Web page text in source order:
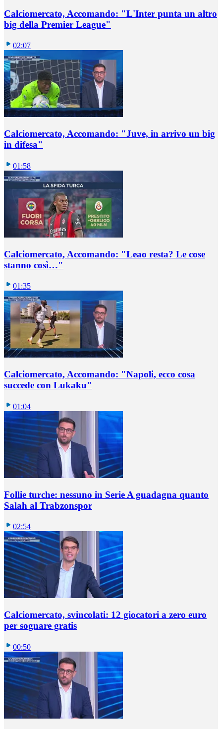
Calciomercato, Accomando: "L'Inter punta un altro
big della Premier League"
02:07
Calciomercato, Accomando: "Juve, in arrivo un big
in difesa"
01:58
Calciomercato, Accomando: "Leao resta? Le cose
stanno così…"
01:35
Calciomercato, Accomando: "Napoli, ecco cosa
succede con Lukaku"
01:04
Follie turche: nessuno in Serie A guadagna quanto
Salah al Trabzonspor
02:54
Calciomercato, svincolati: 12 giocatori a zero euro
per sognare gratis
00:50